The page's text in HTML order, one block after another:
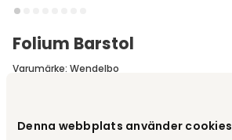
Denna webbplats använder cookies
Folium Barstol
Varumärke: Wendelbo
Designa själv